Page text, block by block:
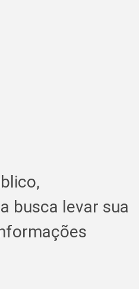
busca levar sua